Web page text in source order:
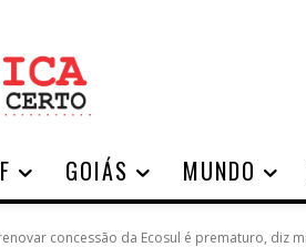
GOIÁS MUNDO
concessão da Ecosul é prematuro, diz